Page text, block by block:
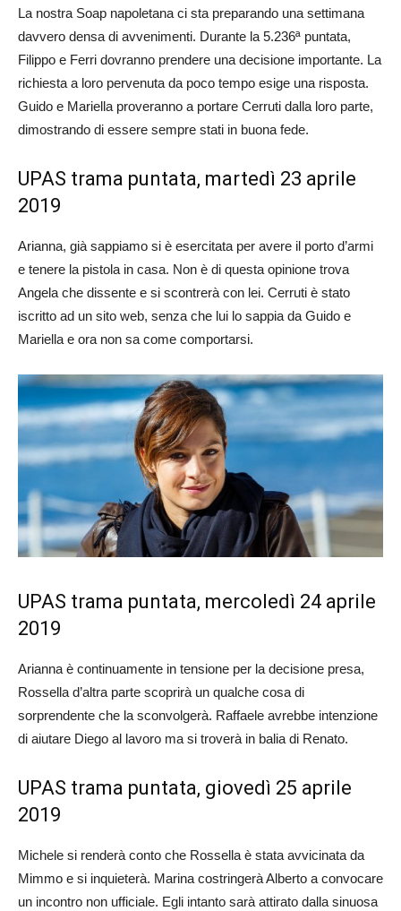
La nostra Soap napoletana ci sta preparando una settimana
davvero densa di avvenimenti. Durante la 5.236ª puntata,
Filippo e Ferri dovranno prendere una decisione importante. La
richiesta a loro pervenuta da poco tempo esige una risposta.
Guido e Mariella proveranno a portare Cerruti dalla loro parte,
dimostrando di essere sempre stati in buona fede.
UPAS trama puntata, martedì 23 aprile
2019
Arianna, già sappiamo si è esercitata per avere il porto d’armi
e tenere la pistola in casa. Non è di questa opinione trova
Angela che dissente e si scontrerà con lei. Cerruti è stato
iscritto ad un sito web, senza che lui lo sappia da Guido e
Mariella e ora non sa come comportarsi.
UPAS trama puntata, mercoledì 24 aprile
2019
Arianna è continuamente in tensione per la decisione presa,
Rossella d’altra parte scoprirà un qualche cosa di
sorprendente che la sconvolgerà. Raffaele avrebbe intenzione
di aiutare Diego al lavoro ma si troverà in balia di Renato.
UPAS trama puntata, giovedì 25 aprile
2019
Michele si renderà conto che Rossella è stata avvicinata da
Mimmo e si inquieterà. Marina costringerà Alberto a convocare
un incontro non ufficiale. Egli intanto sarà attirato dalla sinuosa